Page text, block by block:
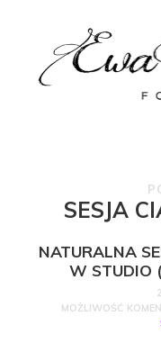
SESJA
NATURALNA
W STUDIO
MOŻLIWOŚĆ